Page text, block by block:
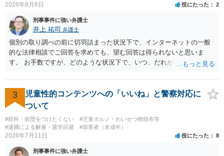
2026年8月6日 役にたった 2
刑事事件に強い弁護士
井上 祐司 弁護士
個別の取り調べの前に切羽詰まった状況下で、インターネットの一般
的な法律相談でご回答を求めても、望む回答は得られないと思いま
す。 お手数ですが、どのような状況下で、いつ、だれからどのような
の程度だと聞いているのかということについて、お近くで詳細な法律
相談を受けられたうえで対処方法を探された方がよいと思われます。
一般論でいえば、任意取り調べの場合、ＩＣレコーダーを持参して取
り調べ内容を録音することは必須だと考えます。
3
児童性的コンテンツへの「いいね」と警察対応に
ついて
#前科・前歴をつけたくない
#児童ポルノ・わいせつ物頒布等
#逮捕による解雇・退学回避
#加害者（未成年）
2026年7月11日 役にたった 8
刑事事件に強い弁護士